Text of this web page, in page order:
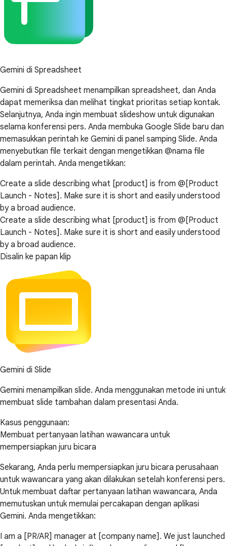
Gemini di Spreadsheet
Gemini di Spreadsheet menampilkan spreadsheet, dan Anda
dapat memeriksa dan melihat tingkat prioritas setiap kontak.
Selanjutnya, Anda ingin membuat slideshow untuk digunakan
selama konferensi pers. Anda membuka Google Slide baru dan
memasukkan perintah ke Gemini di panel samping Slide. Anda
menyebutkan file terkait dengan mengetikkan @nama file
dalam perintah. Anda mengetikkan:
Create a slide describing what [product] is from @[Product
Launch - Notes]. Make sure it is short and easily understood
by a broad audience.
Create a slide describing what [product] is from @[Product
Launch - Notes]. Make sure it is short and easily understood
by a broad audience.
Disalin ke papan klip
Gemini di Slide
Gemini menampilkan slide. Anda menggunakan metode ini untuk
membuat slide tambahan dalam presentasi Anda.
Kasus penggunaan:
Membuat pertanyaan latihan wawancara untuk
mempersiapkan juru bicara
Sekarang, Anda perlu mempersiapkan juru bicara perusahaan
untuk wawancara yang akan dilakukan setelah konferensi pers.
Untuk membuat daftar pertanyaan latihan wawancara, Anda
memutuskan untuk memulai percakapan dengan aplikasi
Gemini. Anda mengetikkan:
I am a [PR/AR] manager at [company name]. We just launched